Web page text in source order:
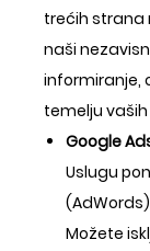
trećih strana
naši
informiranje,
temelju vaših
Google
Uslugu
Možete